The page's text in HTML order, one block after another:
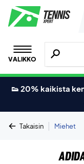
VALIKKO
Hae
👟 20% kaikista
Takaisin | Miehet